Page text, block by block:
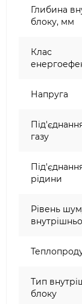
Глибина
блоку, мм
Клас
Напруга
газу
рідини
Рівень
Тип
блоку